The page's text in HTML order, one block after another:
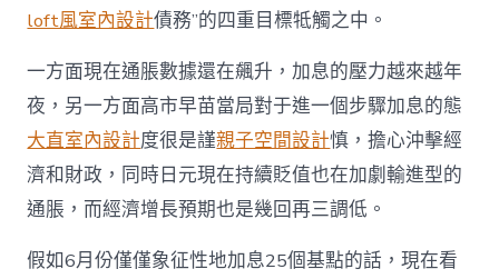
loft風室內設計債務”的四重目標牴觸之中。
一方面現在通脹數據還在飆升，加息的壓力越來越年
夜，另一方面高市早苗當局對于進一個步驟加息的態
大直室內設計度很是謹親子空間設計慎，擔心沖擊經
濟和財政，同時日元現在持續貶值也在加劇輸進型的
通脹，而經濟增長預期也是幾回再三調低。
假如6月份僅僅象征性地加息25個基點的話，現在看